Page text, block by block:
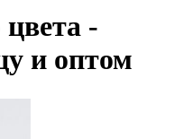
-
и оптом